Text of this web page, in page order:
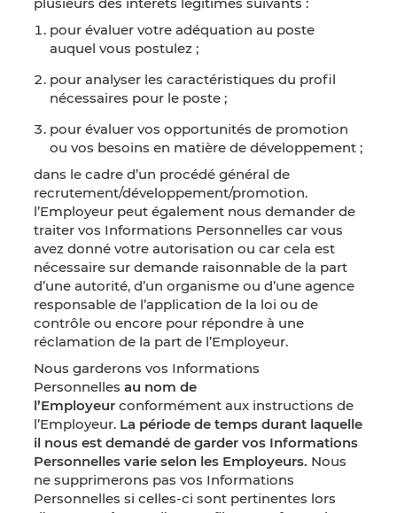
pour évaluer votre adéquation au poste
auquel vous postulez ;
pour analyser les caractéristiques du profil
nécessaires pour le poste ;
pour évaluer vos opportunités de promotion
ou vos besoins en matière de développement ;
dans le cadre d’un procédé général de
recrutement/développement/promotion.
l’Employeur peut également nous demander de
traiter vos Informations Personnelles car vous
avez donné votre autorisation ou car cela est
nécessaire sur demande raisonnable de la part
d’une autorité, d’un organisme ou d’une agence
responsable de l’application de la loi ou de
contrôle ou encore pour répondre à une
réclamation de la part de l’Employeur.
Nous garderons vos Informations
Personnelles au nom de
l’Employeur conformément aux instructions de
l’Employeur. La période de temps durant laquelle
il nous est demandé de garder vos Informations
Personnelles varie selon les Employeurs. Nous
ne supprimerons pas vos Informations
Personnelles si celles-ci sont pertinentes lors